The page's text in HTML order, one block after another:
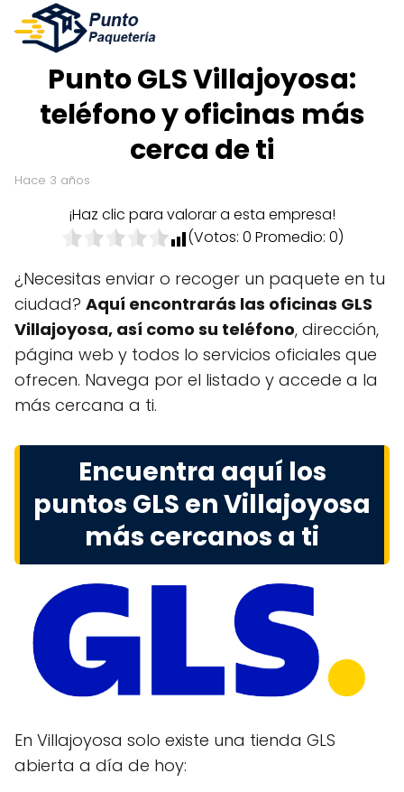
Punto GLS Villajoyosa:
teléfono y oficinas más
cerca de ti
hace 3 años
¡Haz clic para valorar a esta empresa!
(Votos: 0 Promedio: 0)
¿Necesitas enviar o recoger un paquete en tu
ciudad? Aquí encontrarás las oficinas GLS
Villajoyosa, así como su teléfono, dirección,
página web y todos lo servicios oficiales que
ofrecen. Navega por el listado y accede a la
más cercana a ti.
Encuentra aquí los
puntos GLS en Villajoyosa
más cercanos a ti
En Villajoyosa solo existe una tienda GLS
abierta a día de hoy: